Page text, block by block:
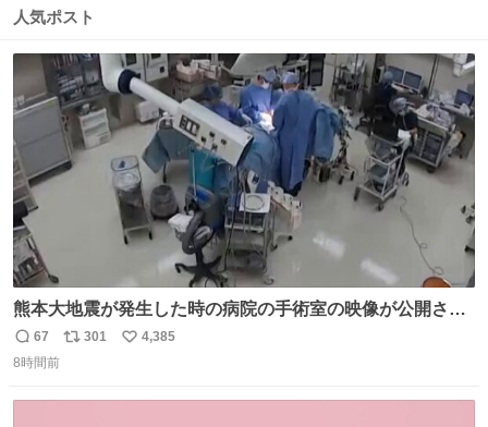
数
ス
数
人気ポスト
熊本大地震が発生した時の病院の手術室の映像が公開され
ていたがとにかく怖すぎる x.com/nhk_news/statu…
news.web.nhk/newsweb/na/na-… #熊本 #大地震 #手術室
返
信
67
リ
301
い
4,385
8時間前